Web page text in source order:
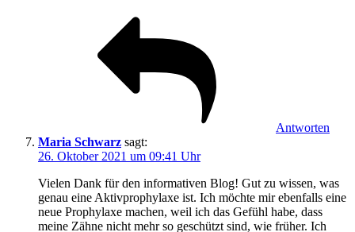
Antworten
Maria Schwarz sagt:
26. Oktober 2021 um 09:41 Uhr
Vielen Dank für den informativen Blog! Gut zu wissen, was
genau eine Aktivprophylaxe ist. Ich möchte mir ebenfalls eine
neue Prophylaxe machen, weil ich das Gefühl habe, dass
meine Zähne nicht mehr so geschützt sind, wie früher. Ich